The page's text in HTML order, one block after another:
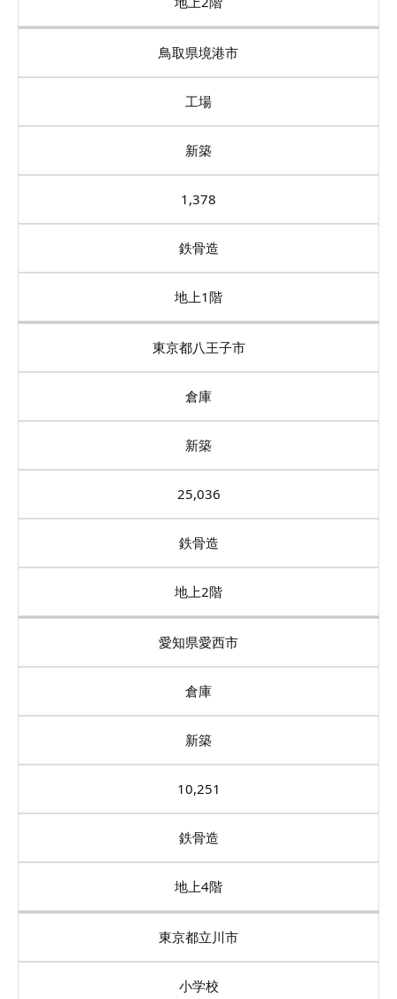
鳥取県境港市
工場
新築
1,378
鉄骨造
地上1階
東京都八王子市
倉庫
新築
25,036
鉄骨造
地上2階
愛知県愛西市
倉庫
新築
10,251
鉄骨造
地上4階
東京都立川市
小学校